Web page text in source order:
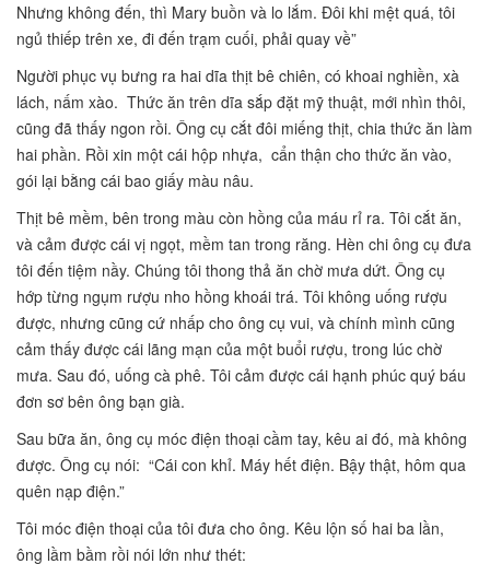
Nhưng không đến, thì Mary buồn và lo lắm. Đôi khi mệt quá, tôi
ngủ thiếp trên xe, đi đến trạm cuối, phải quay về”
Người phục vụ bưng ra hai dĩa thịt bê chiên, có khoai nghiền, xà
lách, nấm xào. Thức ăn trên dĩa sắp đặt mỹ thuật, mới nhìn thôi,
cũng đã thấy ngon rồi. Ông cụ cắt đôi miếng thịt, chia thức ăn làm
hai phần. Rồi xin một cái hộp nhựa, cẩn thận cho thức ăn vào,
gói lại bằng cái bao giấy màu nâu.
Thịt bê mềm, bên trong màu còn hồng của máu rỉ ra. Tôi cắt ăn,
và cảm được cái vị ngọt, mềm tan trong răng. Hèn chi ông cụ đưa
tôi đến tiệm nầy. Chúng tôi thong thả ăn chờ mưa dứt. Ông cụ
hớp từng ngụm rượu nho hồng khoái trá. Tôi không uống rượu
được, nhưng cũng cứ nhấp cho ông cụ vui, và chính mình cũng
cảm thấy được cái lãng mạn của một buổi rượu, trong lúc chờ
mưa. Sau đó, uống cà phê. Tôi cảm được cái hạnh phúc quý báu
đơn sơ bên ông bạn già.
Sau bữa ăn, ông cụ móc điện thoại cầm tay, kêu ai đó, mà không
được. Ông cụ nói: “Cái con khỉ. Máy hết điện. Bậy thật, hôm qua
quên nạp điện.”
Tôi móc điện thoại của tôi đưa cho ông. Kêu lộn số hai ba lần,
ông lầm bầm rồi nói lớn như thét: